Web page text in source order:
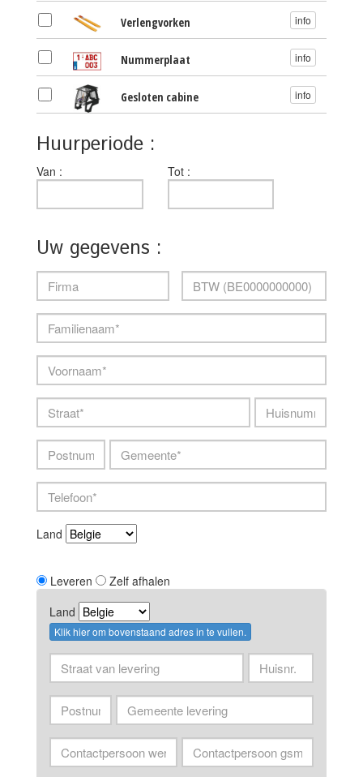
Verlengvorken info
Nummerplaat info
Gesloten cabine info
Huurperiode :
Van : Tot :Tot
Uw gegevens :
machine_id
verkoper
Firma BTWnummer
Uw
voornaam
Straat
huisnummer
Postnummer Gemeente
Land
Leveren
Zelf afhalen
Land
Klik hier om bovenstaand adres in te vullen.
Straat
van
huisnummer
van
PostnummerGemeente
Contactpersoon
werf
Contactpersoon
gsm